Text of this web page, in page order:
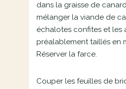
dans la graisse de
mélanger la viande de
échalotes confites et les
préalablement taillés en
Réserver la farce.
Couper les feuilles de